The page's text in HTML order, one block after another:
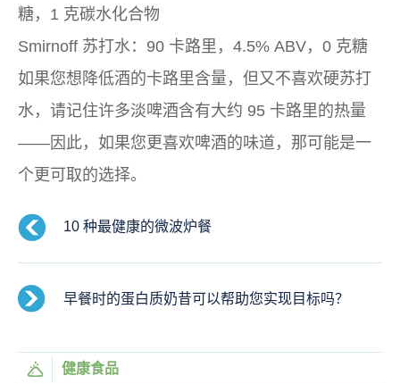
糖，1 克碳水化合物
Smirnoff 苏打水：90 卡路里，4.5% ABV，0 克糖
如果您想降低酒的卡路里含量，但又不喜欢硬苏打
水，请记住许多淡啤酒含有大约 95 卡路里的热量
——因此，如果您更喜欢啤酒的味道，那可能是一
个更可取的选择。
10 种最健康的微波炉餐
早餐时的蛋白质奶昔可以帮助您实现目标吗？
健康食品